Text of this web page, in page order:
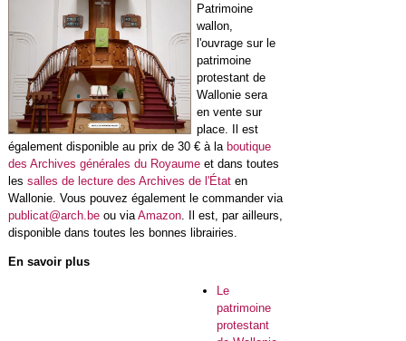
Patrimoine
wallon,
l'ouvrage sur le
patrimoine
protestant de
Wallonie sera
en vente sur
place. Il est
également disponible au prix de 30 € à la boutique
des Archives générales du Royaumeet dans toutes
les salles de lecture des Archives de l'Étaten
Wallonie. Vous pouvez également le commander via
publicat@arch.beou via Amazon. Il est, par ailleurs,
disponible dans toutes les bonnes librairies.
En savoir plus
Le
patrimoine
protestant